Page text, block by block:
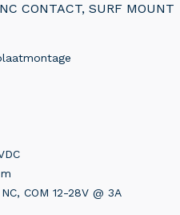
CONTACT, SURF MOUNT
COM 12-28V @ 3A